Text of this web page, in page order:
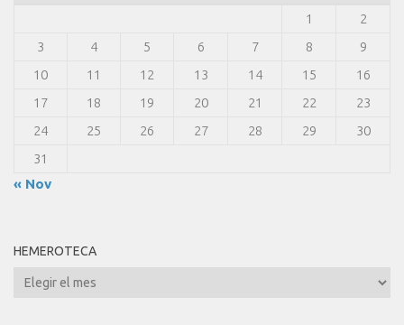
1
2
3
4 5 6 7 8
9
10
11 12 13 14 15
16
17
18 19 20 21 22
23
24
25 26 27 28 29
30
31
« Nov
HEMEROTECA
Hemeroteca